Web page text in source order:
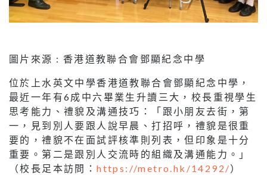
圖片來源 : 香港道教聯合會鄧顯紀念中學
位於上水英文中學香港道教聯合會鄧顯紀念中學，
最近一年有6成中六畢業生升讀三大，校長重視學生
思考能力、禮貌及溝通技巧：「跟小朋友去街，第
一，見到別人要跟人說早晨、打招呼，禮貌是很重
要的，禮貌不在面試評核準則列表，但印象是十分
重要。第二是跟別人交流時的組織及溝通能力。」
（校長足本訪問：https://metro.hk/14292/）